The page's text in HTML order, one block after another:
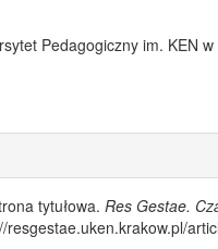
Content
Pedagogiczny im. KEN
tytułowa.Res Gestae.
resgestae.uken.krakow.pl/